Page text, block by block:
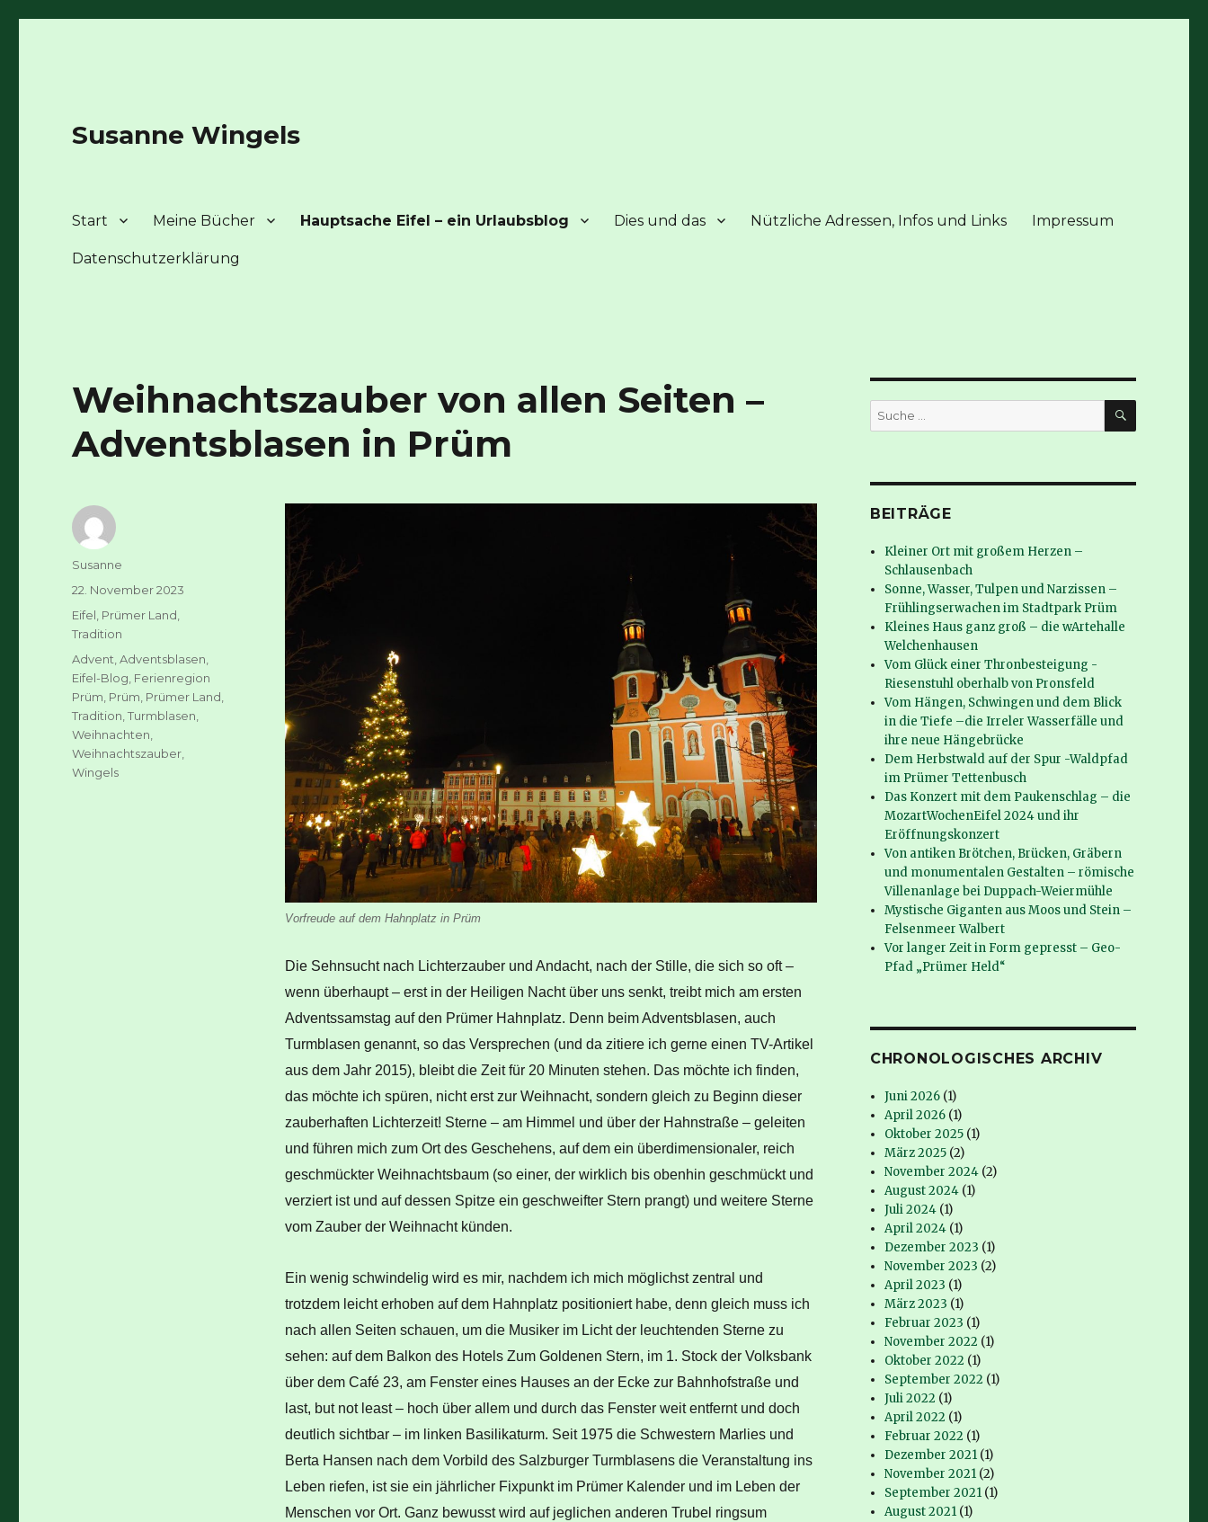
Susanne Wingels
Start Meine Bücher Hauptsache Eifel – ein Urlaubsblog Dies und das Nützliche Adressen, Infos und Links Impressum
Datenschutzerklärung
Weihnachtszauber von allen Seiten –
Adventsblasen in Prüm
Vorfreude auf dem Hahnplatz in Prüm
Die Sehnsucht nach Lichterzauber und Andacht, nach der Stille, die sich so oft –
wenn überhaupt – erst in der Heiligen Nacht über uns senkt, treibt mich am ersten
Adventssamstag auf den Prümer Hahnplatz. Denn beim Adventsblasen, auch
Turmblasen genannt, so das Versprechen (und da zitiere ich gerne einen TV-Artikel
aus dem Jahr 2015), bleibt die Zeit für 20 Minuten stehen. Das möchte ich finden,
das möchte ich spüren, nicht erst zur Weihnacht, sondern gleich zu Beginn dieser
zauberhaften Lichterzeit! Sterne – am Himmel und über der Hahnstraße – geleiten
und führen mich zum Ort des Geschehens, auf dem ein überdimensionaler, reich
geschmückter Weihnachtsbaum (so einer, der wirklich bis obenhin geschmückt und
verziert ist und auf dessen Spitze ein geschweifter Stern prangt) und weitere Sterne
vom Zauber der Weihnacht künden.
Ein wenig schwindelig wird es mir, nachdem ich mich möglichst zentral und
trotzdem leicht erhoben auf dem Hahnplatz positioniert habe, denn gleich muss ich
nach allen Seiten schauen, um die Musiker im Licht der leuchtenden Sterne zu
sehen: auf dem Balkon des Hotels Zum Goldenen Stern, im 1. Stock der Volksbank
über dem Café 23, am Fenster eines Hauses an der Ecke zur Bahnhofstraße und
last, but not least – hoch über allem und durch das Fenster weit entfernt und doch
deutlich sichtbar – im linken Basilikaturm. Seit 1975 die Schwestern Marlies und
Berta Hansen nach dem Vorbild des Salzburger Turmblasens die Veranstaltung ins
Leben riefen, ist sie ein jährlicher Fixpunkt im Prümer Kalender und im Leben der
Menschen vor Ort. Ganz bewusst wird auf jeglichen anderen Trubel ringsum
Autor
Susanne
Veröffentlicht
am
22. November 2023
Kategorien
Eifel Prümer Land
Tradition
Schlagwörter
Advent ,Adventsblasen
Eifel-Blog Ferienregion
Prüm Prüm Prümer Land
Tradition ,Turmblasen
Weihnachten
Weihnachtszauber
Wingels
Suche
nach:
SUCHE
BEITRÄGE
Kleiner Ort mit großem Herzen –
Schlausenbach
Sonne, Wasser, Tulpen und Narzissen –
Frühlingserwachen im Stadtpark Prüm
Kleines Haus ganz groß – die wArtehalle
Welchenhausen
Vom Glück einer Thronbesteigung -
Riesenstuhl oberhalb von Pronsfeld
Vom Hängen, Schwingen und dem Blick
in die Tiefe –die Irreler Wasserfälle und
ihre neue Hängebrücke
Dem Herbstwald auf der Spur -Waldpfad
im Prümer Tettenbusch
Das Konzert mit dem Paukenschlag – die
MozartWochenEifel 2024 und ihr
Eröffnungskonzert
Von antiken Brötchen, Brücken, Gräbern
und monumentalen Gestalten – römische
Villenanlage bei Duppach-Weiermühle
Mystische Giganten aus Moos und Stein –
Felsenmeer Walbert
Vor langer Zeit in Form gepresst – Geo-
Pfad „Prümer Held“
CHRONOLOGISCHES ARCHIV
Juni 2026 (1)
April 2026 (1)
Oktober 2025 (1)
März 2025 (2)
November 2024 (2)
August 2024 (1)
Juli 2024 (1)
April 2024 (1)
Dezember 2023 (1)
November 2023 (2)
April 2023 (1)
März 2023 (1)
Februar 2023 (1)
November 2022 (1)
Oktober 2022 (1)
September 2022 (1)
Juli 2022 (1)
April 2022 (1)
Februar 2022 (1)
Dezember 2021 (1)
November 2021 (2)
September 2021 (1)
August 2021 (1)